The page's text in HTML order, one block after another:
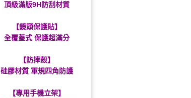
頂級滿版9H防刮材質
【鏡頭保護貼】
全覆蓋式 保護超滿分
【防摔殼】
硅膠材質 軍規四角防護
【專用手機立架】